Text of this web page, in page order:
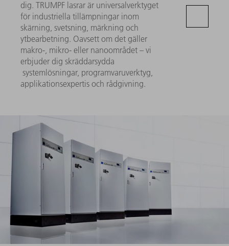
dig. TRUMPF lasrar är universalverktyget
för industriella tillämpningar inom
skärning, svetsning, märkning och
ytbearbetning. Oavsett om det gäller
makro-, mikro- eller nanoområdet – vi
erbjuder dig skräddarsydda
systemlösningar, programvaruverktyg,
applikationsexpertis och rådgivning.